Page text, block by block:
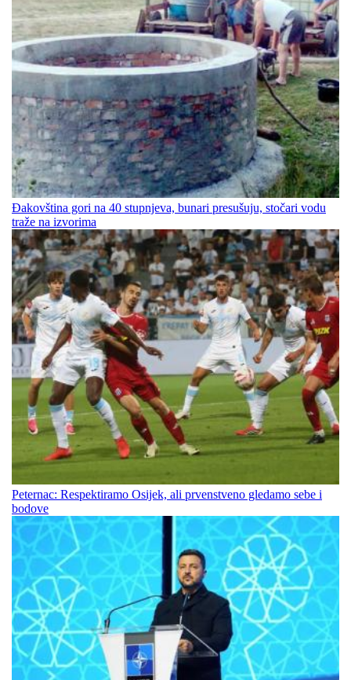
Đakovština gori na 40 stupnjeva, bunari presušuju, stočari vodu
traže na izvorima
Peternac: Respektiramo Osijek, ali prvenstveno gledamo sebe i
bodove